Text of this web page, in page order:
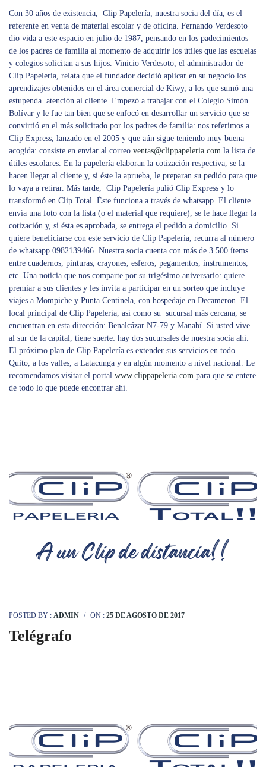
Con 30 años de existencia, Clip Papelería, nuestra socia del día, es el
referente en venta de material escolar y de oficina. Fernando Verdesoto
dio vida a este espacio en julio de 1987, pensando en los padecimientos
de los padres de familia al momento de adquirir los útiles que las escuelas
y colegios solicitan a sus hijos. Vinicio Verdesoto, el administrador de
Clip Papelería, relata que el fundador decidió aplicar en su negocio los
aprendizajes obtenidos en el área comercial de Kiwy, a los que sumó una
estupenda atención al cliente. Empezó a trabajar con el Colegio Simón
Bolívar y le fue tan bien que se enfocó en desarrollar un servicio que se
convirtió en el más solicitado por los padres de familia: nos referimos a
Clip Express, lanzado en el 2005 y que aún sigue teniendo muy buena
acogida: consiste en enviar al correo ventas@clippapeleria.com la lista de
útiles escolares. En la papelería elaboran la cotización respectiva, se la
hacen llegar al cliente y, si éste la aprueba, le preparan su pedido para que
lo vaya a retirar. Más tarde, Clip Papelería pulió Clip Express y lo
transformó en Clip Total. Éste funciona a través de whatsapp. El cliente
envía una foto con la lista (o el material que requiere), se le hace llegar la
cotización y, si ésta es aprobada, se entrega el pedido a domicilio. Si
quiere beneficiarse con este servicio de Clip Papelería, recurra al número
de whatsapp 0982139466. Nuestra socia cuenta con más de 3.500 ítems
entre cuadernos, pinturas, crayones, esferos, pegamentos, instrumentos,
etc. Una noticia que nos comparte por su trigésimo aniversario: quiere
premiar a sus clientes y les invita a participar en un sorteo que incluye
viajes a Mompiche y Punta Centinela, con hospedaje en Decameron. El
local principal de Clip Papelería, así como su sucursal más cercana, se
encuentran en esta dirección: Benalcázar N7-79 y Manabí. Si usted vive
al sur de la capital, tiene suerte: hay dos sucursales de nuestra socia ahí.
El próximo plan de Clip Papelería es extender sus servicios en todo
Quito, a los valles, a Latacunga y en algún momento a nivel nacional. Le
recomendamos visitar el portal www.clippapeleria.com para que se entere
de todo lo que puede encontrar ahí.
POSTED BY : ADMIN / ON : 25 DE AGOSTO DE 2017
Telégrafo